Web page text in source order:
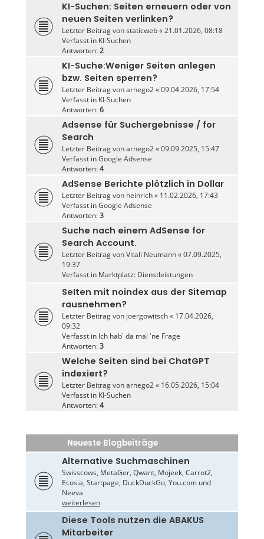
KI-Suchen: Seiten erneuern oder von
neuen Seiten verlinken?
Letzter Beitrag vonstaticweb«21.01.2026, 08:18
Verfasst in KI-Suchen
Antworten:2
KI-Suche:Weniger Seiten anlegen
bzw. Seiten sperren?
Letzter Beitrag vonarnego2«09.04.2026, 17:54
Verfasst in KI-Suchen
Antworten:6
Adsense für Suchergebnisse / for
Search
Letzter Beitrag vonarnego2«09.09.2025, 15:47
Verfasst inGoogle Adsense
Antworten:4
AdSense Berichte plötzlich in Dollar
Letzter Beitrag von heinrich« 11.02.2026, 17:43
Verfasst inGoogle Adsense
Antworten:3
Suche nach einem AdSense for
Search Account.
Letzter Beitrag vonVitali Neumann«07.09.2025,
19:37
Verfasst in Marktplatz: Dienstleistungen
SeIten mit noindex aus der Sitemap
rausnehmen?
Letzter Beitrag von joergowitsch« 17.04.2026,
09:32
Verfasst in Ich hab' da mal 'ne Frage
Antworten:3
Welche Seiten sind bei ChatGPT
indexiert?
Letzter Beitrag vonarnego2« 16.05.2026, 15:04
Verfasst in KI-Suchen
Antworten:4
Neueste Blogbeiträge
Alternative Suchmaschinen
Swisscows, MetaGer, Qwant, Mojeek, Carrot2,
Ecosia, Startpage, DuckDuckGo, You.com und
Neeva
weiterlesen
Diese Tools nutzen die ABAKUS
Mitarbeiter